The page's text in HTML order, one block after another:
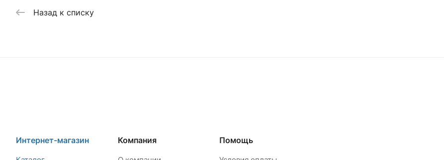
Назад к списку
Интернет-магазин Компания Помощь